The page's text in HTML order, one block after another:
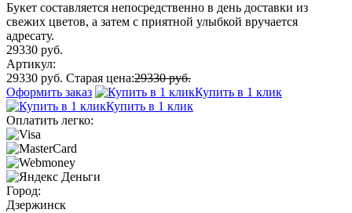
Букет составляется непосредственно в день доставки из
свежих цветов, а затем с приятной улыбкой вручается
адресату.
29330 руб.
Артикул:
29330 руб. Старая цена:29330 руб.
Оформить заказ
Купить в 1 клик
Купить в 1 клик
Оплатить легко:
Город:
Дзержинск